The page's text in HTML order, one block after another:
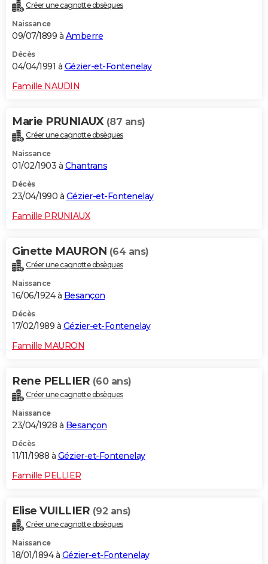
Créer une cagnotte obsèques
Naissance
09/07/1899 à Amberre
Décès
04/04/1991 à Gézier-et-Fontenelay
Famille NAUDIN
Marie PRUNIAUX (87 ans)
Créer une cagnotte obsèques
Naissance
01/02/1903 à Chantrans
Décès
23/04/1990 à Gézier-et-Fontenelay
Famille PRUNIAUX
Ginette MAURON (64 ans)
Créer une cagnotte obsèques
Naissance
16/06/1924 à Besançon
Décès
17/02/1989 à Gézier-et-Fontenelay
Famille MAURON
Rene PELLIER (60 ans)
Créer une cagnotte obsèques
Naissance
23/04/1928 à Besançon
Décès
11/11/1988 à Gézier-et-Fontenelay
Famille PELLIER
Elise VUILLIER (92 ans)
Créer une cagnotte obsèques
Naissance
18/01/1894 à Gézier-et-Fontenelay